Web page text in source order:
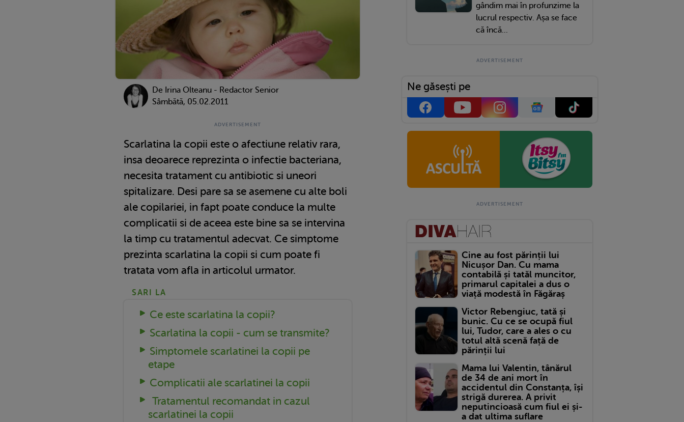
De Irina Olteanu - Redactor Senior
Sâmbătă, 05.02.2011
Scarlatina la copii este o afectiune relativ rara,
insa deoarece reprezinta o infectie bacteriana,
necesita tratament cu antibiotic si uneori
spitalizare. Desi pare sa se asemene cu alte boli
ale copilariei, in fapt poate conduce la multe
complicatii si de aceea este bine sa se intervina
la timp cu tratamentul adecvat. Ce simptome
prezinta scarlatina la copii si cum poate fi
tratata vom afla in articolul urmator.
SARI LA
Ce este scarlatina la copii?
Scarlatina la copii - cum se transmite?
Simptomele scarlatinei la copii pe
etape
Complicatii ale scarlatinei la copii
Tratamentul recomandat in cazul
scarlatinei la copii
gândim mai în profunzime la
lucrul respectiv. Așa se face
că încă...
Ne găsești pe
Cine au fost părinții lui
Nicușor Dan. Cu mama
contabilă și tatăl muncitor,
primarul capitalei a dus o
viață modestă în Făgăraș
Victor Rebengiuc, tată și
bunic. Cu ce se ocupă fiul
lui, Tudor, care a ales o cu
totul altă scenă față de
părinții lui
Mama lui Valentin, tânărul
de 34 de ani mort în
accidentul din Constanța, își
strigă durerea. A privit
neputincioasă cum fiul ei și-
a dat ultima suflare